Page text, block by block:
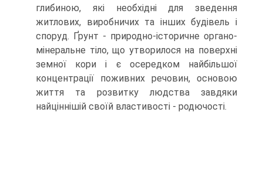
глибиною, які необхідні для зведення
житлових, виробничих та інших будівель і
споруд. Ґрунт - природно-історичне органо-
мінеральне тіло, що утворилося на поверхні
земної кори і є осередком найбільшої
концентрації поживних речовин, основою
життя та розвитку людства завдяки
найціннішій своїй властивості - родючості.